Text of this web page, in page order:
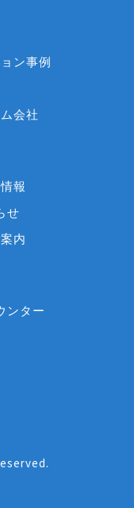
ン事例
会社
報
せ
内
ンター